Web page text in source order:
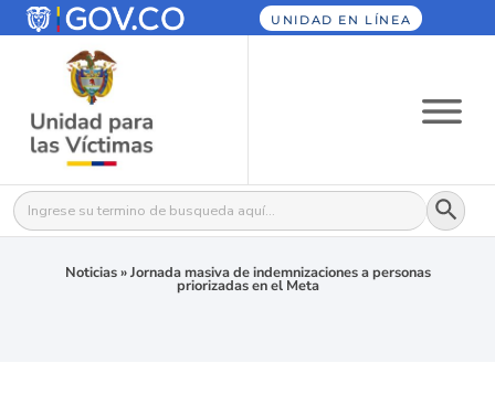
UNIDAD EN LÍNEA
Buscar: Botón
Noticias»Jornada masiva de indemnizaciones a personas
priorizadas en el Meta